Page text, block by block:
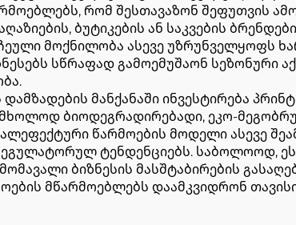
რომ შესთავაზონ შეფუთვის
ბუტიკების ან საკვების
მოქნილობა ასევე უზრუნველყოფს
სწრაფად გამოემუშაონ სეზონური
მანქანაში ინვესტირება
ბიოდეგრადირებადი, ეკო-
წარმოების მოდელი ასევე
ტენდენციებს. საბოლოოდ, ეს
ბიზნესის მასშტაბირების
მწარმოებლებს დაამკვიდრონ